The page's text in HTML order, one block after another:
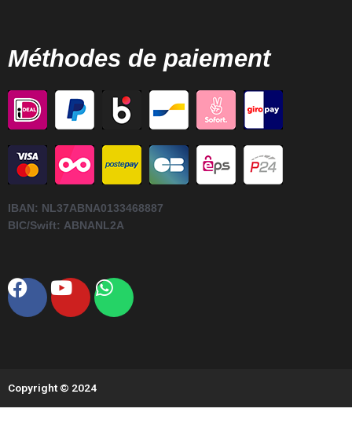
Méthodes de paiement
IBAN: NL37ABNA0133468887
BIC/Swift: ABNANL2A
Facebook
YoutubeWhatsapp
Copyright © 2024